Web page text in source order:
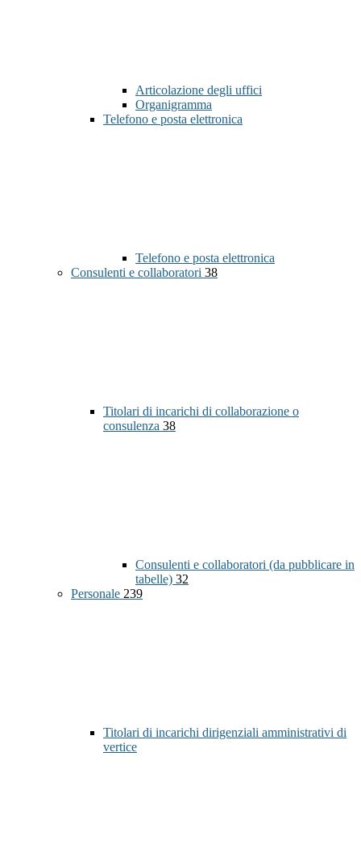
Articolazione degli uffici
Organigramma
Telefono e posta elettronica
Telefono e posta elettronica
Consulenti e collaboratori 38
Titolari di incarichi di collaborazione o
consulenza 38
Consulenti e collaboratori (da pubblicare in
tabelle) 32
Personale 239
Titolari di incarichi dirigenziali amministrativi di
vertice